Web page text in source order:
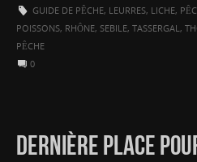
GUIDE DE PÊCHE, LEURRES, LICHE,
POISSONS, RHÔNE, SEBILE, TASSERGAL,
PÊCHE
0
DERNIÈRE PLACE